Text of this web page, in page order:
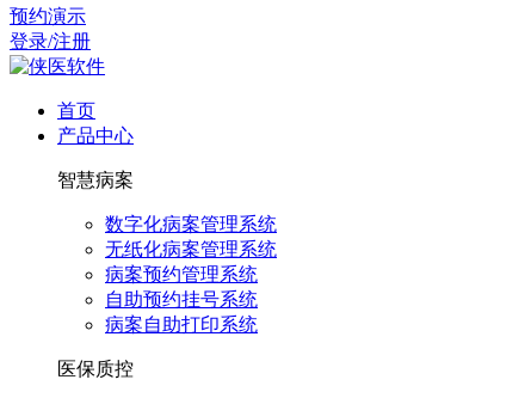
预约演示
登录/注册
首页
产品中心
智慧病案
数字化病案管理系统
无纸化病案管理系统
病案预约管理系统
自助预约挂号系统
病案自助打印系统
医保质控